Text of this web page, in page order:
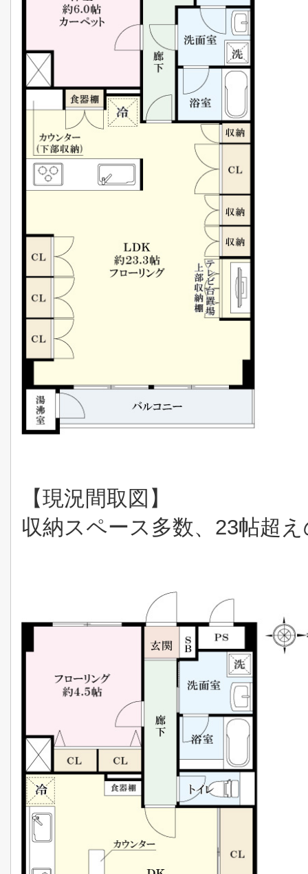
【現況間取図】
収納スペース多数、23帖超